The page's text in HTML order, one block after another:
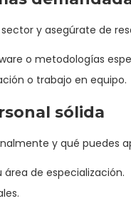
y asegúrate de
o metodologías
o trabajo en equipo.
sólida
y qué puedes
de especialización.